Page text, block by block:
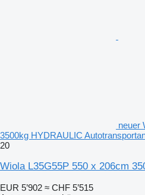
neuer
3500kg HYDRAULIC
20
Wiola L35G55P 550 x 206cm
EUR 5’902 ≈ CHF 5’515